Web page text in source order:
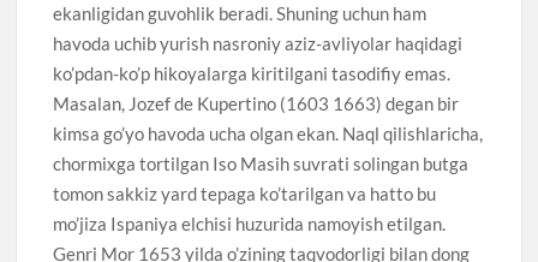
ekanligidan guvohlik beradi. Shuning uchun ham
havoda uchib yurish nasroniy aziz-avliyolar haqidagi
ko’pdan-ko’p hikoyalarga kiritilgani tasodifiy emas.
Masalan, Jozef de Kupertino (1603 1663) degan bir
kimsa go’yo havoda ucha olgan ekan. Naql qilishlaricha,
chormixga tortilgan Iso Masih suvrati solingan butga
tomon sakkiz yard tepaga ko’tarilgan va hatto bu
mo’jiza Ispaniya elchisi huzurida namoyish etilgan.
Genri Mor 1653 yilda o’zining taqvodorligi bilan dong